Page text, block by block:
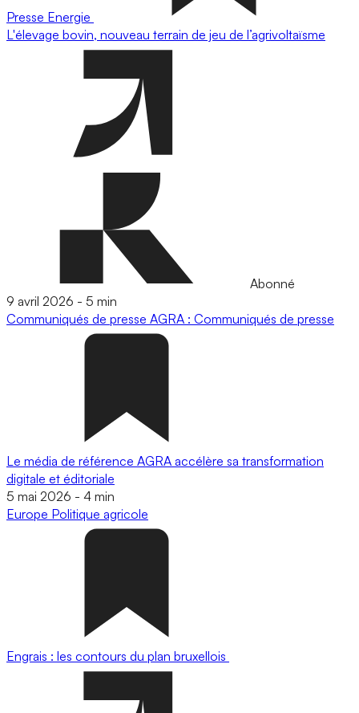
Presse Energie
L'élevage bovin, nouveau terrain de jeu de l’agrivoltaïsme
Abonné
9 avril 2026 - 5 min
Communiqués de presse AGRA : Communiqués de presse
Le média de référence AGRA accélère sa transformation
digitale et éditoriale
5 mai 2026 - 4 min
Europe Politique agricole
Engrais : les contours du plan bruxellois